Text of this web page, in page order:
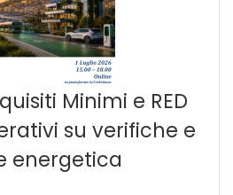
Minimi e RED
su verifiche e
energetica